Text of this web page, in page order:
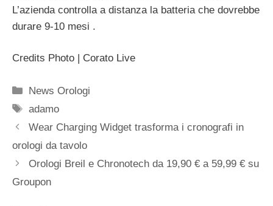
L’azienda controlla a distanza la batteria che dovrebbe
durare 9-10 mesi .
Credits Photo | Corato Live
Categorie
News Orologi
Tag
adamo
Navigazione
articolo
Wear Charging Widget trasforma i cronografi in
orologi da tavolo
Orologi Breil e Chronotech da 19,90 € a 59,99 € su
Groupon